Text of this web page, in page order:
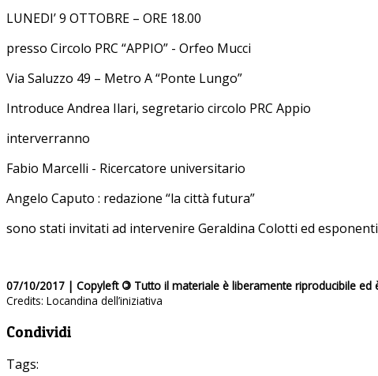
LUNEDI’ 9 OTTOBRE – ORE 18.00
presso Circolo PRC “APPIO” - Orfeo Mucci
Via Saluzzo 49 – Metro A “Ponte Lungo”
Introduce Andrea Ilari, segretario circolo PRC Appio
interverranno
Fabio Marcelli - Ricercatore universitario
Angelo Caputo : redazione “la città futura”
sono stati invitati ad intervenire Geraldina Colotti ed esponenti
07/10/2017 | Copyleft © Tutto il materiale è liberamente riproducibile
Credits: Locandina dell’iniziativa
Condividi
Tags: